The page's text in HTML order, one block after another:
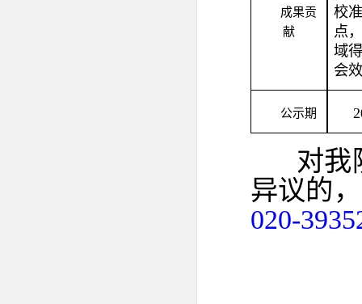
成果贡
献
校
点
域
会
公示期
对我
异议的
020-